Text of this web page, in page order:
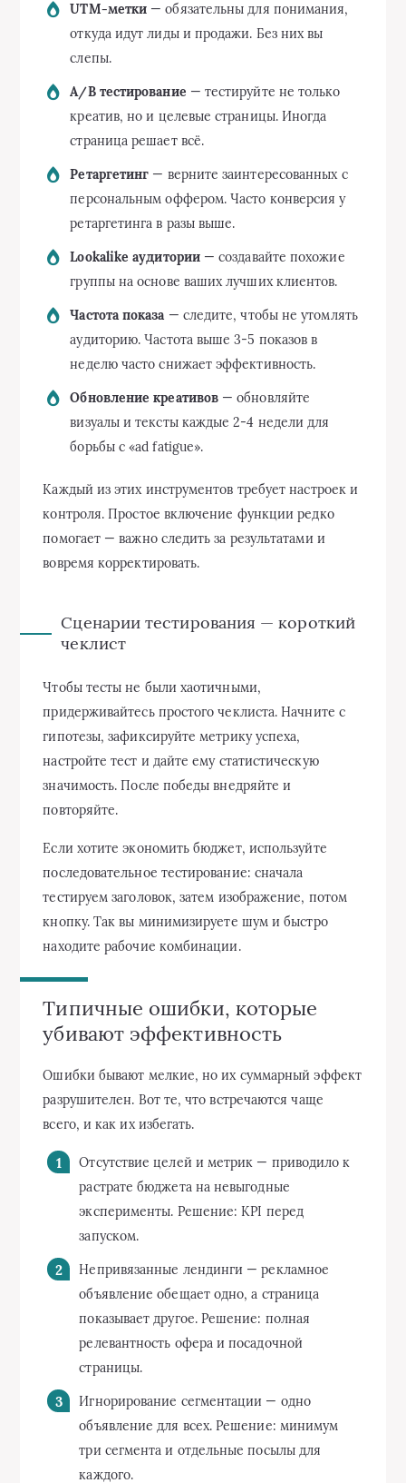
UTM-метки — обязательны для понимания,
откуда идут лиды и продажи. Без них вы
слепы.
A/B тестирование — тестируйте не только
креатив, но и целевые страницы. Иногда
страница решает всё.
Ретаргетинг — верните заинтересованных с
персональным оффером. Часто конверсия у
ретаргетинга в разы выше.
Lookalike аудитории— создавайте похожие
группы на основе ваших лучших клиентов.
Частота показа — следите, чтобы не утомлять
аудиторию. Частота выше 3-5 показов в
неделю часто снижает эффективность.
Обновление креативов — обновляйте
визуалы и тексты каждые 2-4 недели для
борьбы с «ad fatigue».
Каждый из этих инструментов требует настроек и
контроля. Простое включение функции редко
помогает — важно следить за результатами и
вовремя корректировать.
Сценарии тестирования — короткий
чеклист
Чтобы тесты не были хаотичными,
придерживайтесь простого чеклиста. Начните с
гипотезы, зафиксируйте метрику успеха,
настройте тест и дайте ему статистическую
значимость. После победы внедряйте и
повторяйте.
Если хотите экономить бюджет, используйте
последовательное тестирование: сначала
тестируем заголовок, затем изображение, потом
кнопку. Так вы минимизируете шум и быстро
находите рабочие комбинации.
Типичные ошибки, которые
убивают эффективность
Ошибки бывают мелкие, но их суммарный эффект
разрушителен. Вот те, что встречаются чаще
всего, и как их избегать.
Отсутствие целей и метрик — приводило к
растрате бюджета на невыгодные
эксперименты. Решение: KPI перед
запуском.
Непривязанные лендинги — рекламное
объявление обещает одно, а страница
показывает другое. Решение: полная
релевантность офера и посадочной
страницы.
Игнорирование сегментации — одно
объявление для всех. Решение: минимум
три сегмента и отдельные посылы для
каждого.